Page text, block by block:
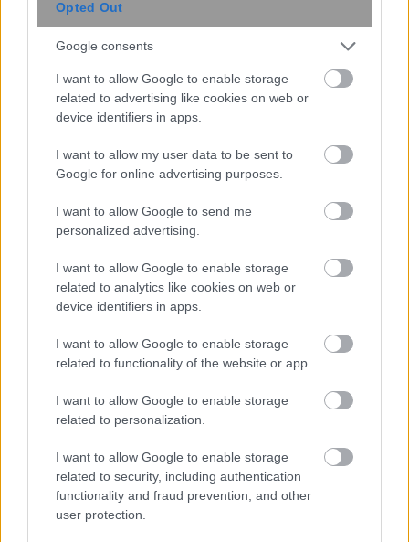
Opted Out
Google consents
I want to allow Google to enable storage
related to advertising like cookies on web or
device identifiers in apps.
I want to allow my user data to be sent to
Google for online advertising purposes.
I want to allow Google to send me
personalized advertising.
I want to allow Google to enable storage
related to analytics like cookies on web or
device identifiers in apps.
I want to allow Google to enable storage
related to functionality of the website or app.
I want to allow Google to enable storage
related to personalization.
I want to allow Google to enable storage
related to security, including authentication
functionality and fraud prevention, and other
user protection.
Ο αριθμός των παιδιών που έχετε
μπορεί να δείξει πόσο θα ζήσετε –
Πόσα παιδιά φέρνουν μακροζωία
Ενέσεις αδυνατίσματος: Προκαλούν
τα GLP-1 τριχόπτωση; Μελέτη δείχνει
πώς επηρεάζει τα μαλλιά